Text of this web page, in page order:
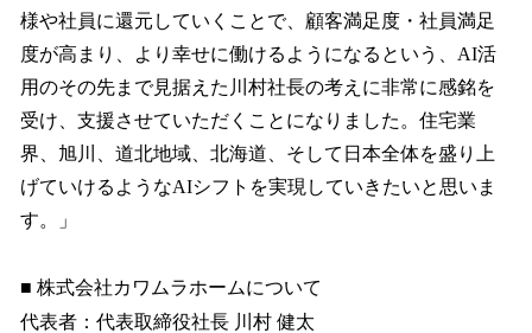
様や社員に還元していくことで、顧客満足度・社員満足
度が高まり、より幸せに働けるようになるという、AI活
用のその先まで見据えた川村社長の考えに非常に感銘を
受け、支援させていただくことになりました。住宅業
界、旭川、道北地域、北海道、そして日本全体を盛り上
げていけるようなAIシフトを実現していきたいと思いま
す。」
■ 株式会社カワムラホームについて
代表者：代表取締役社長 川村 健太